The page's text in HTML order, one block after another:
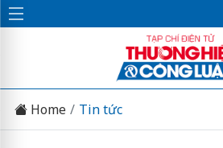
Home Tin tức